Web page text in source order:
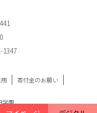
1347
寄付金のお願い
学園